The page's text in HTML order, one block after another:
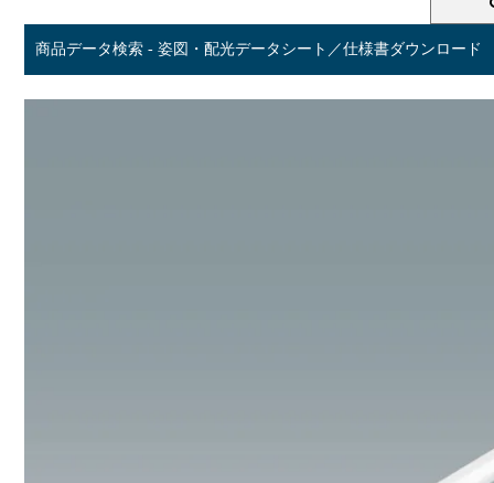
商品データ検索 - 姿図・配光データシート／仕様書ダウンロード